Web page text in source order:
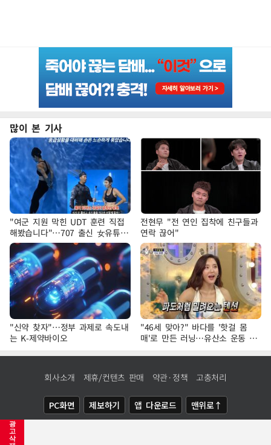
광
고
삭
많이 본 기사
"여군 지원 막힌 UDT 훈련 직접
해봤습니다"…707 출신 女유튜버
'완벽 소화'
전현무 "전 연인 집착에 친구들과
연락 끊어"
"신약 찾자"…정부 과제로 속도내
는 K-제약바이오
"46세 맞아?" 바다를 '핫걸 몸
매'로 만든 러닝…유산소 운동 효
과 '톡톡'
회사소개 제휴/컨텐츠 판매 약관·정책 고충처리
PC화면 제보하기 앱 다운로드 맨위로↑